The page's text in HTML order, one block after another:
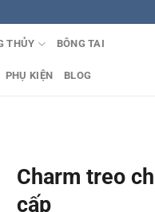
THỦY BÔNG TAI
PHỤ KIỆN BLOG
Charm treo
cấp